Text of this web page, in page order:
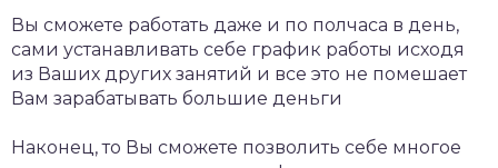
Вы сможете работать даже и по полчаса в день,
сами устанавливать себе график работы исходя
из Ваших других занятий и все это не помешает
Вам зарабатывать большие деньги
Наконец, то Вы сможете позволить себе многое